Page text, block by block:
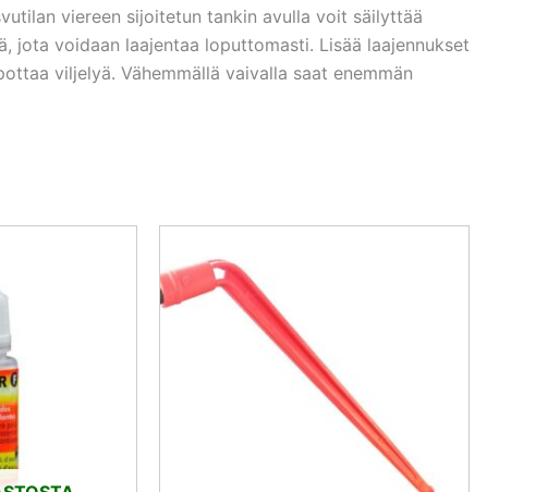
viereen sijoitetun tankin avulla voit säilyttää
jota voidaan laajentaa loputtomasti. Lisää laajennukset
viljelyä. Vähemmällä vaivalla saat enemmän
€.